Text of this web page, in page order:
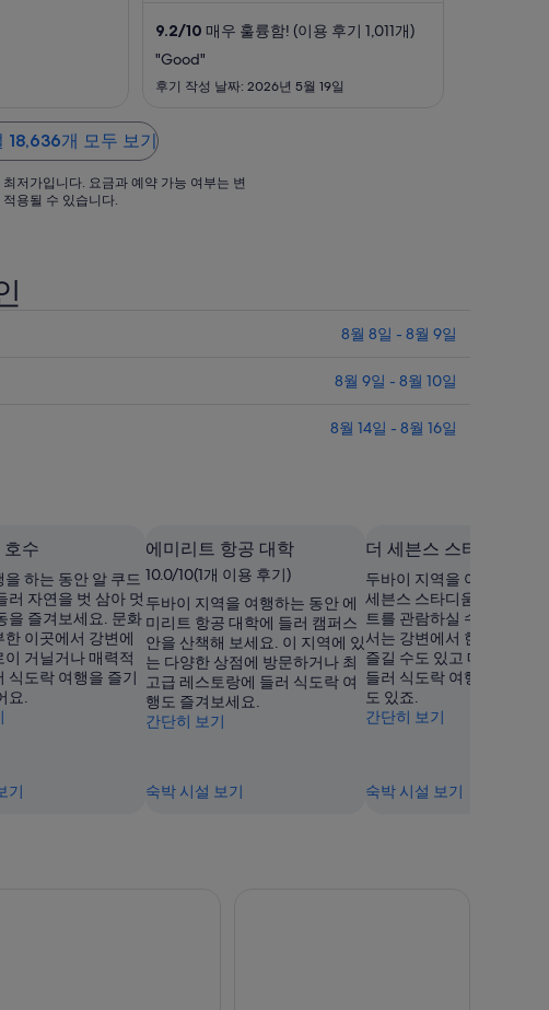
요
금
은
1
월
15
까
니
에 금시장, 두바이 몰 같은 인기 명소가 있
어 관광을 즐기기에도 ...
9.2/10 매우 훌륭함! (이용 후기 1,011개)
"Good"
후기 작성 날짜: 2026년 5월 19일
18,636개 모두 보기
저가입니다. 요금과 예약 가능 여부는 변
용될 수 있습니다.
8월 8일 - 8월 9일
8월 9일 - 8월 10일
8월 14일 - 8월 16일
호수
을 하는 동안 알 쿠드
러 자연을 벗 삼아 멋
을 즐겨보세요. 문화
한 이곳에서 강변에
이 거닐거나 매력적
식도락 여행을 즐기
요.
기
에미리트 항공 대학
10.0/10(1개 이용 후기)
두바이 지역을 여행하는 동안 에
미리트 항공 대학에 들러 캠퍼스
안을 산책해 보세요. 이 지역에 있
는 다양한 상점에 방문하거나 최
고급 레스토랑에 들러 식도락 여
행도 즐겨보세요.
간단히 보기
숙박 시설 보기
더 세븐스 스타디움
두바이 지역을 여행하는 동
세븐스 스타디움에서 각종
트를 관람하실 수 있어요.
서는 강변에서 한가로이 산
즐길 수도 있고 매력적인
들러 식도락 여행을 만끽하
도 있죠.
간단히 보기
숙박 시설 보기